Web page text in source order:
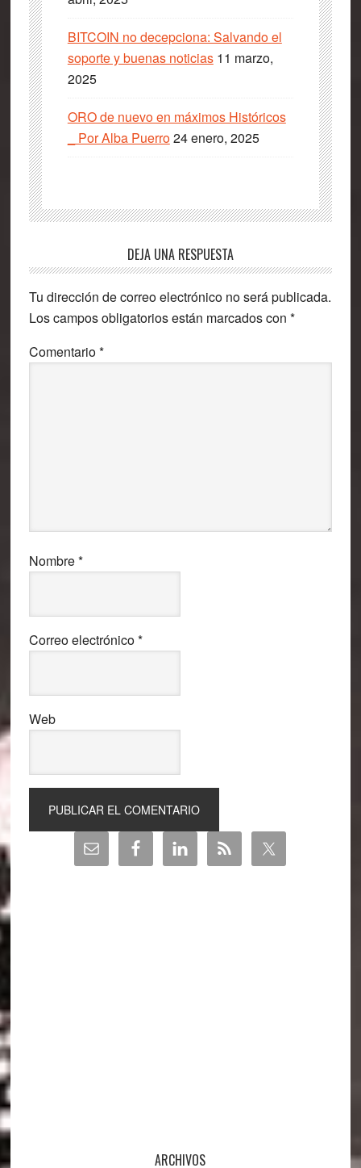
BITCOIN no decepciona: Salvando el
soporte y buenas noticias 11 marzo,
2025
ORO de nuevo en máximos Históricos
_ Por Alba Puerro24 enero, 2025
Interacciones
con
los
lectores
DEJA UNA RESPUESTA
Tu dirección de correo electrónico no será publicada.
Los campos obligatorios están marcados con *
Comentario*
Nombre*
Correo electrónico*
Web
Barra
lateral
ARCHIVOS